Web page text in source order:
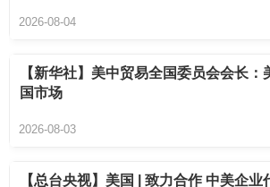
2026-08-04
【新华社】美中贸易全国委员会会长：
国市场
2026-08-03
【总台央视】美国 | 致力合作 中美企业